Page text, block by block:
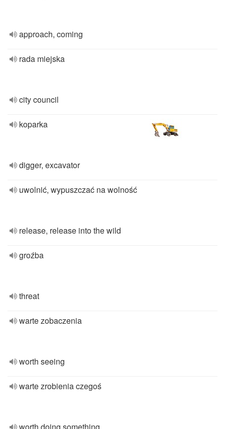
approach, coming
rada miejska
city ​​council
koparka
digger, excavator
uwolnić, wypuszczać na wolność
release, release into the wild
groźba
threat
warte zobaczenia
worth seeing
warte zrobienia czegoś